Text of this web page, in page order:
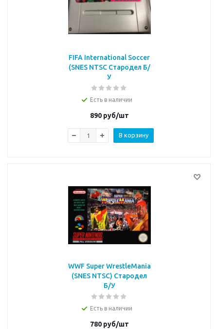
FIFA International Soccer
(SNES NTSC Стародел Б/
У
Есть в наличии
890руб/шт
В корзину
WWF Super WrestleMania
(SNES NTSC) Стародел
Б/У
Есть в наличии
780руб/шт